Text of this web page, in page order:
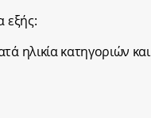
εξής:
ηλικία κατηγοριών και